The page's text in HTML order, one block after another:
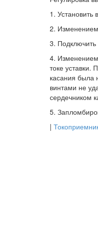
1. Установить
2. Изменением
3. Подключить
4. Изменением
токе уставки.
касания была
винтами не
сердечником
5.
|